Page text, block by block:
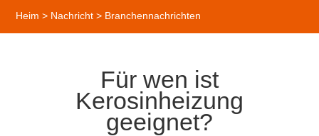
Heim > Nachricht > Branchennachrichten
Für wen ist
Kerosinheizung
geeignet?